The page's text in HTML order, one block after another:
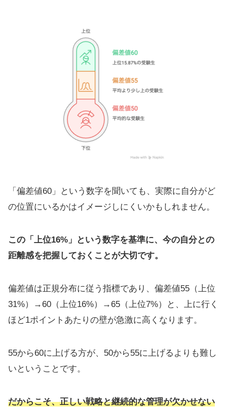
「偏差値60」という数字を聞いても、実際に自分がど
の位置にいるかはイメージしにくいかもしれません。
この「上位16%」という数字を基準に、今の自分との
距離感を把握しておくことが大切です。
偏差値は正規分布に従う指標であり、偏差値55（上位
31%）→60（上位16%）→65（上位7%）と、上に行く
ほど1ポイントあたりの壁が急激に高くなります。
55から60に上げる方が、50から55に上げるよりも難し
いということです。
だからこそ、正しい戦略と継続的な管理が欠かせない